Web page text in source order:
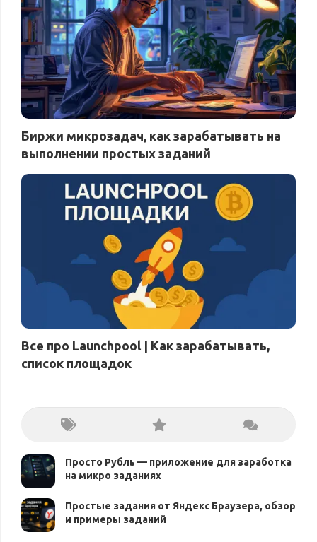
Биржи микрозадач, как зарабатывать на
выполнении простых заданий
Все про Launchpool | Как зарабатывать,
список площадок
Просто Рубль — приложение для заработка
на микро заданиях
Простые задания от Яндекс Браузера, обзор
и примеры заданий